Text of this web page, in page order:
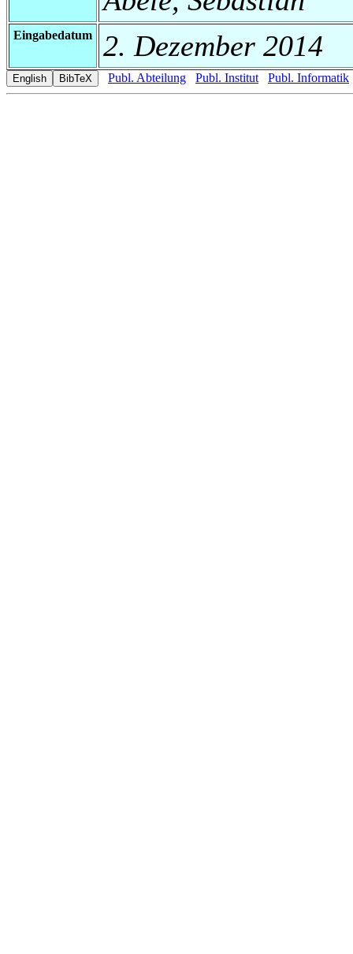
Eingabedatum 2. Dezember 2014
Publ. Abteilung Publ. Institut Publ. Informatik